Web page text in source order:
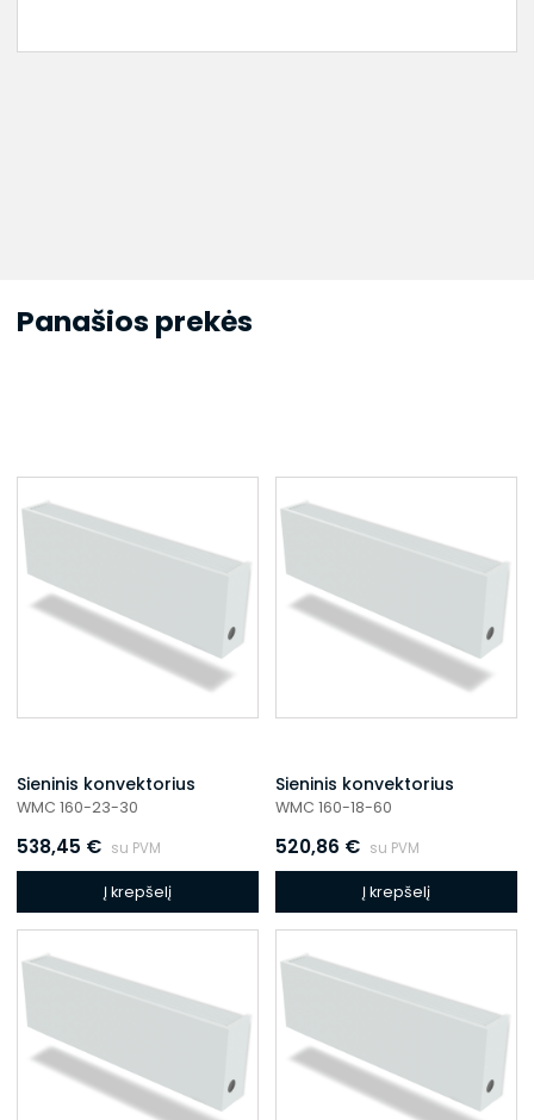
Panašios prekės
Sieninis konvektorius
WMC 160-23-30
538,45 € su PVM
Į krepšelį
Sieninis konvektorius
WMC 160-18-60
520,86 € su PVM
Į krepšelį